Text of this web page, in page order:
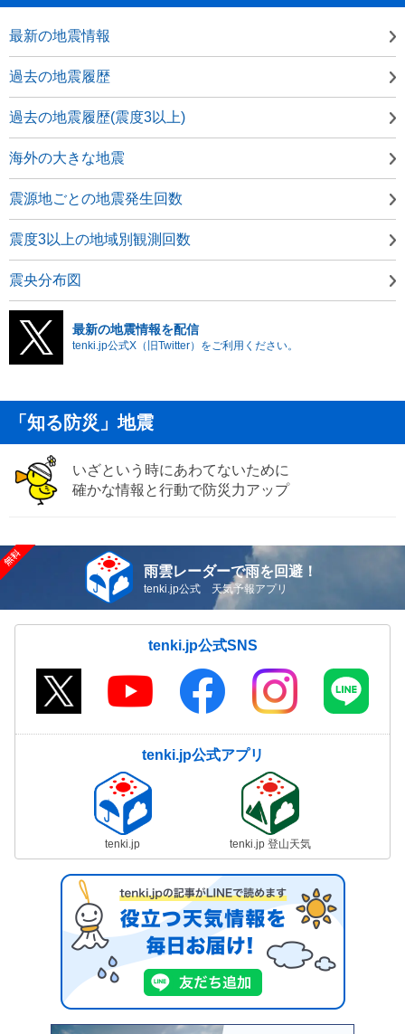
最新の地震情報
過去の地震履歴
過去の地震履歴(震度3以上)
海外の大きな地震
震源地ごとの地震発生回数
震度3以上の地域別観測回数
震央分布図
最新の地震情報を配信
tenki.jp公式X（旧Twitter）をご利用ください。
「知る防災」地震
いざという時にあわてないために
確かな情報と行動で防災力アップ
雨雲レーダーで雨を回避！
tenki.jp公式 天気予報アプリ
tenki.jp公式SNS
tenki.jp公式アプリ
tenki.jp tenki.jp 登山天気